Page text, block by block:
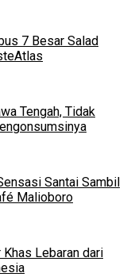
7 Besar Salad
Tengah, Tidak
Santai Sambil
Malioboro
Lebaran dari